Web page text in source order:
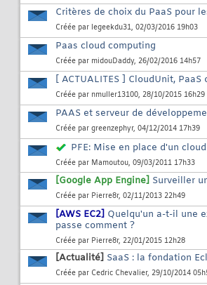
Critères de choix du PaaS pour
Créée par legeekdu31, 02/03/2016 19h03
Paas cloud computing
Créée par midouDaddy, 26/02/2016 14h57
[ ACTUALITES ] CloudUnit,
Créée par nmuller13100, 28/10/2015 16h29
PAAS et serveur de
Créée par greenzephyr, 04/12/2014 17h39
PFE: Mise en place d'un
Créée par Mamoutou, 09/03/2011 17h33
[Google App Engine] Surveiller
Créée par Pierre8r, 02/11/2013 22h49
[AWS EC2] Quelqu'un a-t-il une
passe comment ?
Créée par Pierre8r, 22/01/2015 12h28
[Actualité] SaaS : la fondation
Créée par Cedric Chevalier, 29/10/2014